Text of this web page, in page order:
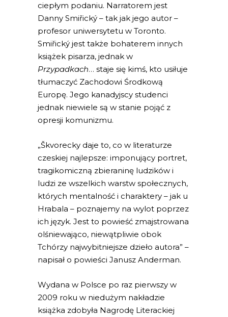
ciepłym podaniu. Narratorem jest
Danny Smiřický – tak jak jego autor –
profesor uniwersytetu w Toronto.
Smiřický jest także bohaterem innych
książek pisarza, jednak w
Przypadkach… staje się kimś, kto usiłuje
tłumaczyć Zachodowi Środkową
Europę. Jego kanadyjscy studenci
jednak niewiele są w stanie pojąć z
opresji komunizmu.
„Škvorecky daje to, co w literaturze
czeskiej najlepsze: imponujący portret,
tragikomiczną zbieraninę ludzików i
ludzi ze wszelkich warstw społecznych,
których mentalność i charaktery – jak u
Hrabala – poznajemy na wylot poprzez
ich język. Jest to powieść zmajstrowana
olśniewająco, niewątpliwie obok
Tchórzy najwybitniejsze dzieło autora” –
napisał o powieści Janusz Anderman.
Wydana w Polsce po raz pierwszy w
2009 roku w niedużym nakładzie
książka zdobyła Nagrodę Literackiej